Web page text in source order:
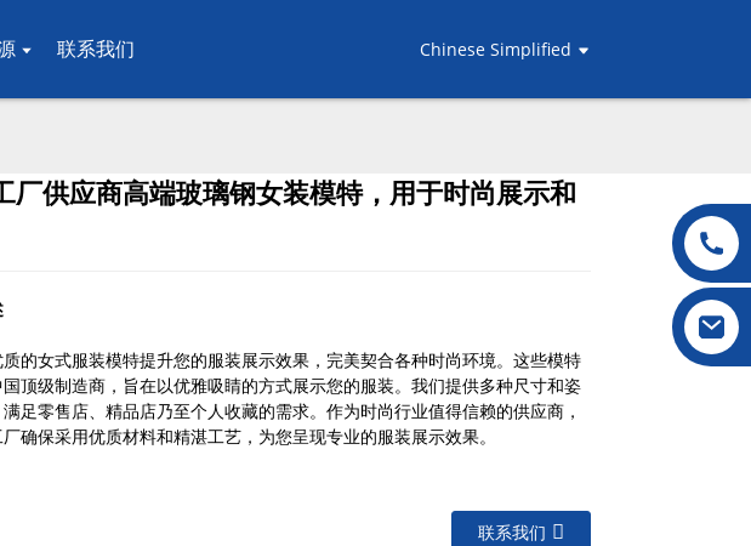
联系我们 Chinese Simplified
Loading...
Loading...
厂供应商高端玻璃钢女装模特，用于时尚展示和
的女式服装模特提升您的服装展示效果，完美契合各种时尚环境。这些模特
顶级制造商，旨在以优雅吸睛的方式展示您的服装。我们提供多种尺寸和姿
足零售店、精品店乃至个人收藏的需求。作为时尚行业值得信赖的供应商，
确保采用优质材料和精湛工艺，为您呈现专业的服装展示效果。
联系我们